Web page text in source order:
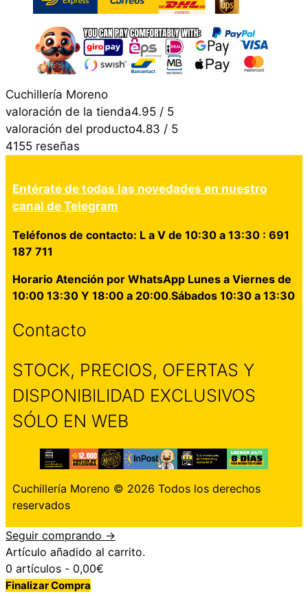
Cuchillería Moreno
valoración de la tienda4.95 / 5
valoración del producto4.83 / 5
4155 reseñas
Entérate de todas las novedades en nuestro
canal de Telegram
Teléfonos de contacto: L a V de 10:30 a 13:30 : 691
187 711
Horario Atención por WhatsApp Lunes a Viernes de
10:00 13:30 Y 18:00 a 20:00.Sábados 10:30 a 13:30
Contacto
STOCK, PRECIOS, OFERTAS Y
DISPONIBILIDAD EXCLUSIVOS
SÓLO EN WEB
Cuchillería Moreno © 2026 Todos los derechos
reservados
Seguir comprando →
Artículo añadido al carrito.
0 artículos - 0,00€
Finalizar Compra